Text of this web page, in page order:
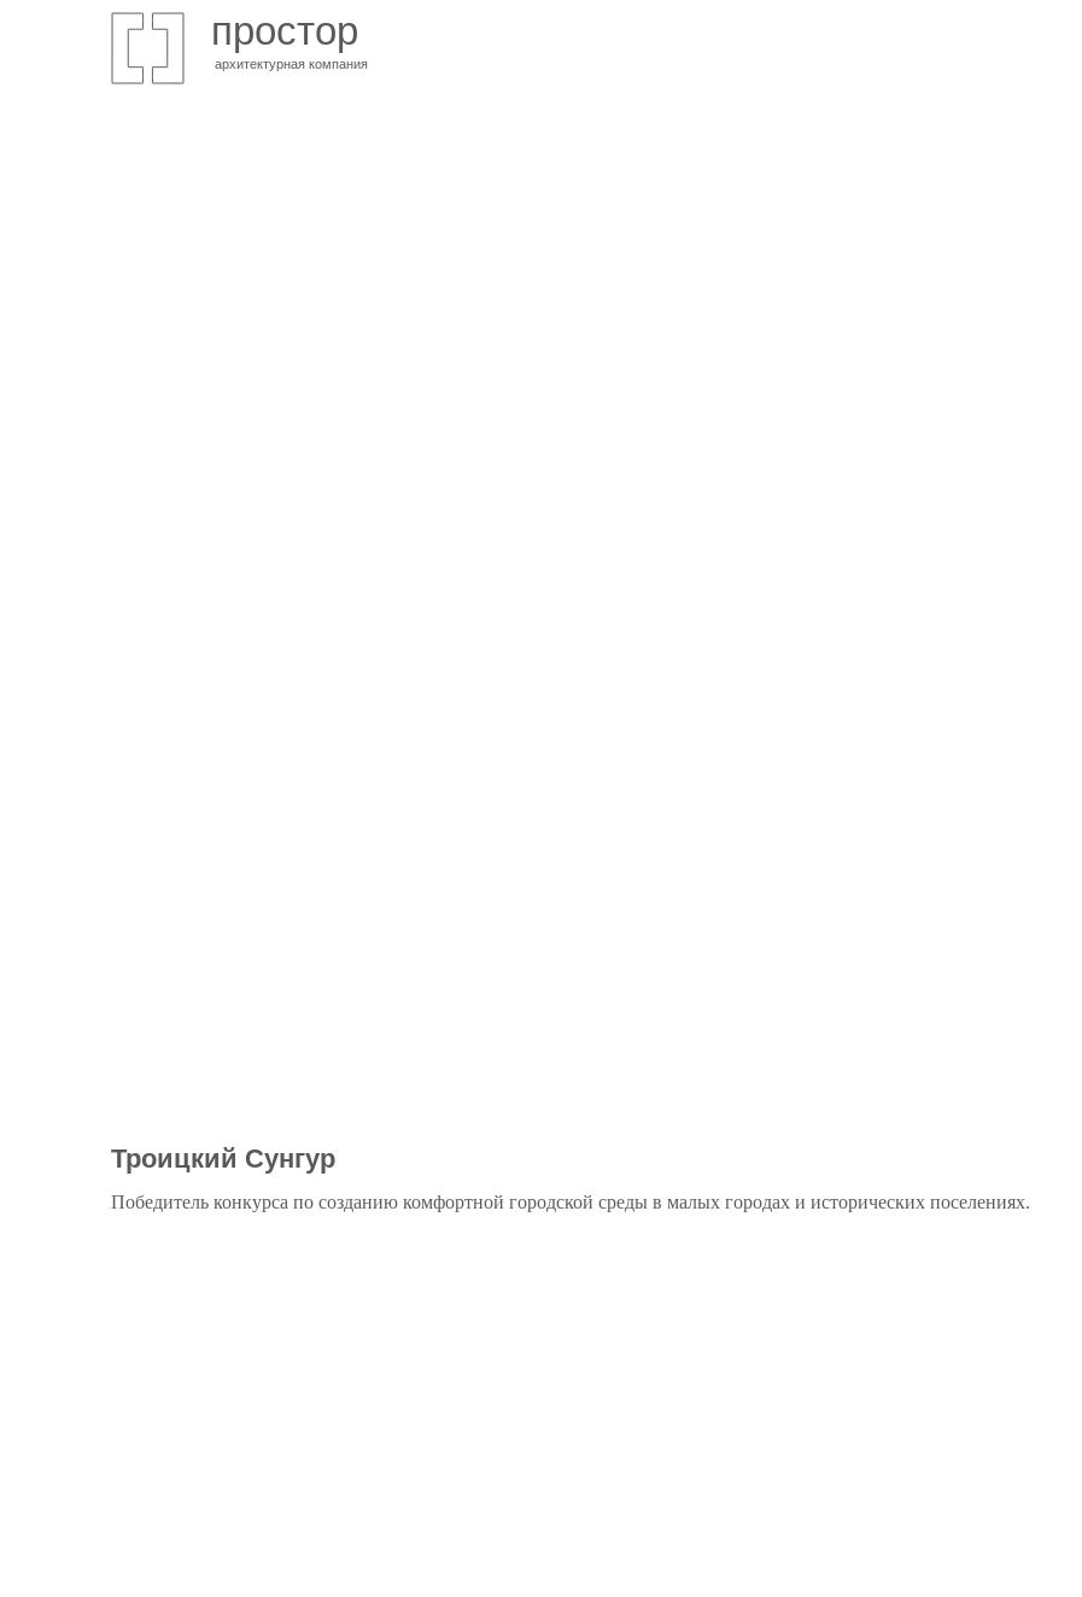
архитектурная компания
простор
Победитель конкурса по созданию комфортной городской среды в малых городах и исторических поселениях.
Троицкий Сунгур